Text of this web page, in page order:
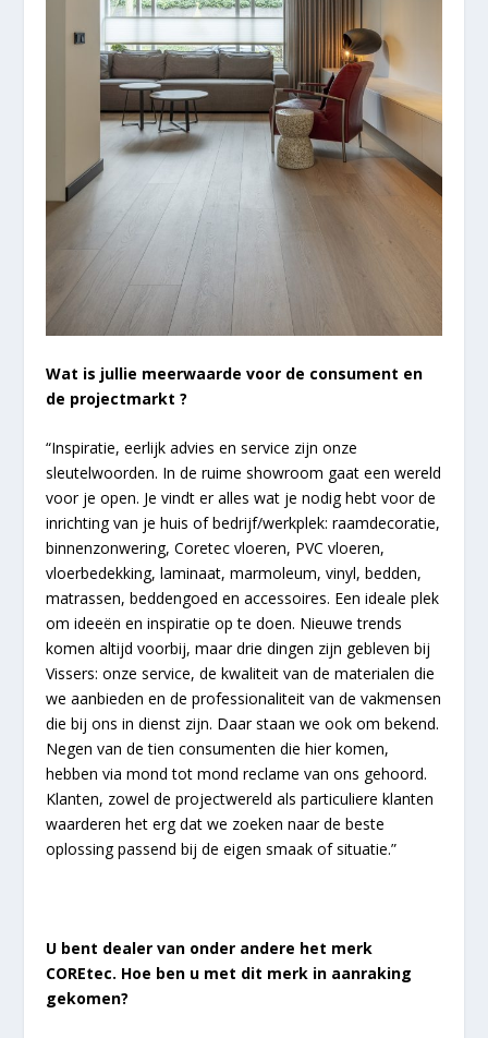
Wat is jullie meerwaarde voor de consument en
de projectmarkt ?
“Inspiratie, eerlijk advies en service zijn onze
sleutelwoorden. In de ruime showroom gaat een wereld
voor je open. Je vindt er alles wat je nodig hebt voor de
inrichting van je huis of bedrijf/werkplek: raamdecoratie,
binnenzonwering, Coretec vloeren, PVC vloeren,
vloerbedekking, laminaat, marmoleum, vinyl, bedden,
matrassen, beddengoed en accessoires. Een ideale plek
om ideeën en inspiratie op te doen. Nieuwe trends
komen altijd voorbij, maar drie dingen zijn gebleven bij
Vissers: onze service, de kwaliteit van de materialen die
we aanbieden en de professionaliteit van de vakmensen
die bij ons in dienst zijn. Daar staan we ook om bekend.
Negen van de tien consumenten die hier komen,
hebben via mond tot mond reclame van ons gehoord.
Klanten, zowel de projectwereld als particuliere klanten
waarderen het erg dat we zoeken naar de beste
oplossing passend bij de eigen smaak of situatie.”
U bent dealer van onder andere het merk
COREtec. Hoe ben u met dit merk in aanraking
gekomen?